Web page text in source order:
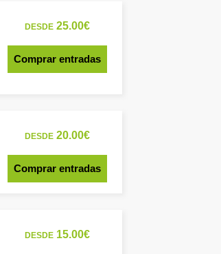
DESDE25.00€
Comprar entradas
DESDE20.00€
Comprar entradas
DESDE15.00€